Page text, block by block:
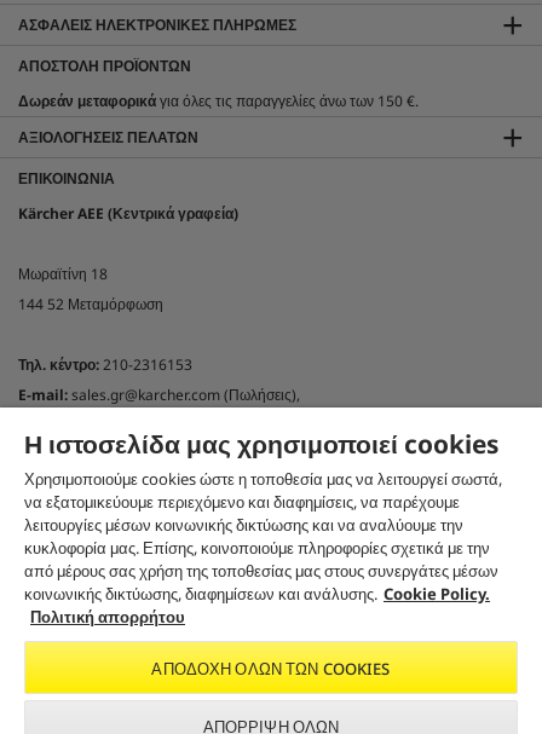
ΑΣΦΑΛΕΊΣ ΗΛΕΚΤΡΟΝΙΚΈΣ ΠΛΗΡΩΜΈΣ
ΑΠΟΣΤΟΛΉ ΠΡΟΪΌΝΤΩΝ
Δωρεάν μεταφορικάγια όλες τις παραγγελίες άνω των 150 €.
ΑΞΙΟΛΟΓΉΣΕΙΣ ΠΕΛΑΤΏΝ
ΕΠΙΚΟΙΝΩΝΊΑ
Kärcher AEE (Κεντρικά γραφεία)
Μωραϊτίνη 18
144 52 Μεταμόρφωση
Τηλ. κέντρο:210-2316153
E-mail:sales.gr@karcher.com (Πωλήσεις),
support.gr@karcher.com(Τεχνική υποστήριξη)
NEWSLETTER KÄRCHER GREECE
Εγγραφή στο newsletter
ΑΚΟΛΟΥΘΉΣΤΕ ΜΑΣ ΣΤΑ SOCIAL MEDIA
CO₂-NEUTRAL WEBSITE
Η ιστοσελίδα μας χρησιμοποιεί cookies
Χρησιμοποιούμε cookies ώστε η τοποθεσία μας να λειτουργεί σωστά,
να εξατομικεύουμε περιεχόμενο και διαφημίσεις, να παρέχουμε
λειτουργίες μέσων κοινωνικής δικτύωσης και να αναλύουμε την
κυκλοφορία μας. Επίσης, κοινοποιούμε πληροφορίες σχετικά με την
από μέρους σας χρήση της τοποθεσίας μας στους συνεργάτες μέσων
κοινωνικής δικτύωσης, διαφημίσεων και ανάλυσης. Cookie Policy.
Πολιτική απορρήτου
ΑΠΟΔΟΧΉ ΌΛΩΝ ΤΩΝ COOKIES
ΑΠΌΡΡΙΨΗ ΌΛΩΝ